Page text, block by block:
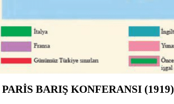
PARİS BARIŞ KONFERANSI (1919)